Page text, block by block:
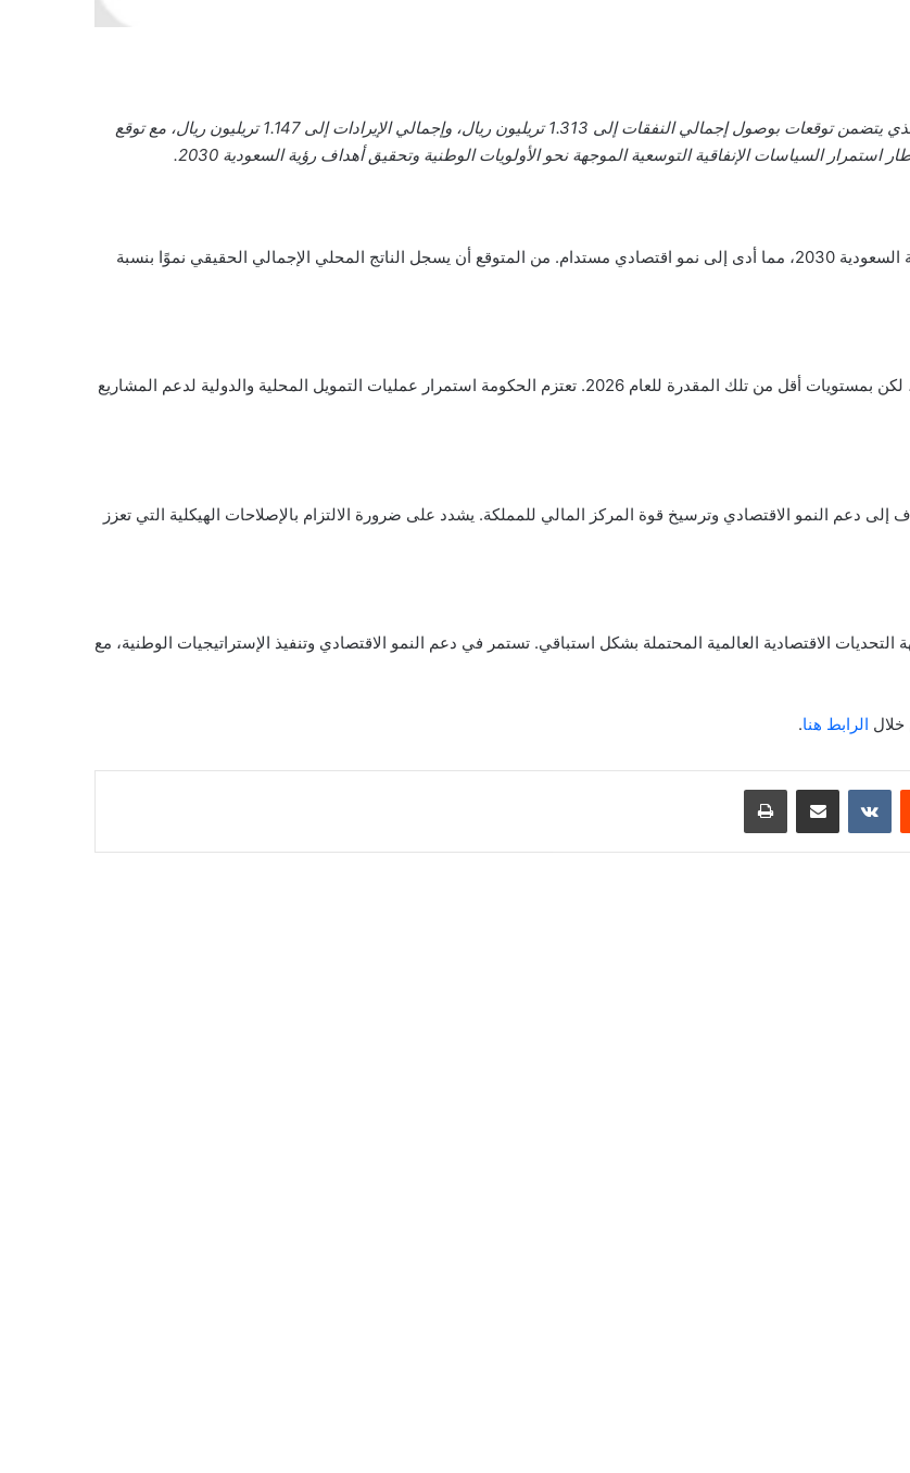
تم الإعلان عن البيان التمهيدي لميزانية الدولة للعام المالي 2026، والذي يتضمن توقعات بوصول إجمالي النفقات إلى 1.313 تريليون ريال، وإجمالي الإيرادات إلى 1.147 تريليون ريال، مع توقع
البيان أكد أن الاقتصاد السعودي شهد إصلاحات هيكلية منذ انطلاق رؤية السعودية 2030، مما أدى إلى نمو اقتصادي مستدام. من المتوقع أن يسجل الناتج المحلي الإجمالي الحقيقي نموًا بنسبة
من المتوقع استمرار تسجيل عجز في الميزانية على المدى المتوسط، لكن بمستويات أقل من تلك المقدرة للعام 2026. تعتزم الحكومة استمرار عمليات التمويل المحلية والدولية لدعم المشاريع
محمد بن عبدالله الجدعان أكد أن ميزانية العام 2026 تهدف إلى دعم النمو الاقتصادي وترسيخ قوة المركز المالي للمملكة. يشدد على ضرورة الالتزام بالإصلاحات الهيكلية التي تعزز
الاقتصادية العالمية المحتملة بشكل استباقي. تستمر في دعم النمو الاقتصادي وتنفيذ الإستراتيجيات الوطنية، مع
الرابط هنا.